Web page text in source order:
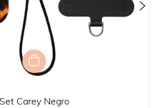
Set Carey Negro